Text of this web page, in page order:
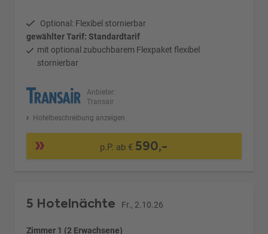
Optional: Flexibel stornierbar
gewählter Tarif: Standardtarif
mit optional zubuchbarem Flexpaket flexibel
stornierbar
Anbieter:
Transair
Hotelbeschreibung anzeigen
p.P. ab € 590,-
5 Hotelnächte Fr., 2.10.26
Zimmer 1 (2 Erwachsene)